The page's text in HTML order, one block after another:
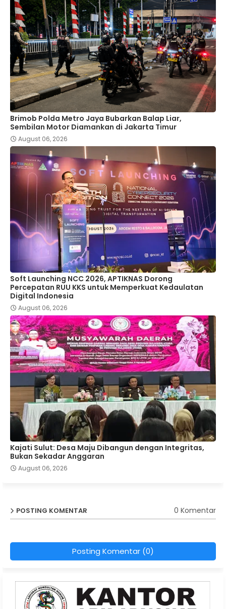
Brimob Polda Metro Jaya Bubarkan Balap Liar,
Sembilan Motor Diamankan di Jakarta Timur
August 06, 2026
Soft Launching NCC 2026, APTIKNAS Dorong
Percepatan RUU KKS untuk Memperkuat Kedaulatan
Digital Indonesia
August 06, 2026
Kajati Sulut: Desa Maju Dibangun dengan Integritas,
Bukan Sekadar Anggaran
August 06, 2026
POSTING KOMENTAR 0 Komentar
Posting Komentar (0)